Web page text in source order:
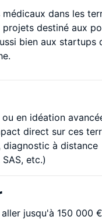
dans les
destiné aux
bien aux startups
en idéation
direct sur ces
diagnostic à distance
etc.)
jusqu'à 150 000